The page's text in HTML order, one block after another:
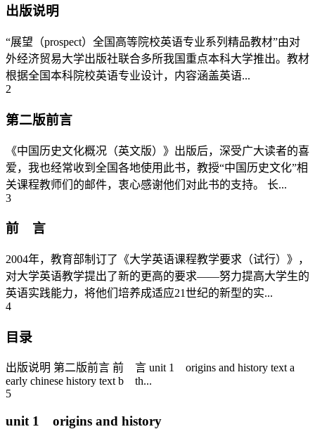
出版说明
“展望（prospect）全国高等院校英语专业系列精品教材”由对
外经济贸易大学出版社联合多所我国重点本科大学推出。教材
根据全国本科院校英语专业设计，内容涵盖英语...
2
第二版前言
《中国历史文化概况（英文版）》出版后，深受广大读者的喜
爱，我也经常收到全国各地使用此书，教授“中国历史文化”相
关课程教师们的邮件，衷心感谢他们对此书的支持。 长...
3
前 言
2004年，教育部制订了《大学英语课程教学要求（试行）》，
对大学英语教学提出了新的更高的要求——努力提高大学生的
英语实践能力，将他们培养成适应21世纪的新型的实...
4
目录
出版说明 第二版前言 前 言 unit 1 origins and history text a
early chinese history text b th...
5
unit 1 origins and history